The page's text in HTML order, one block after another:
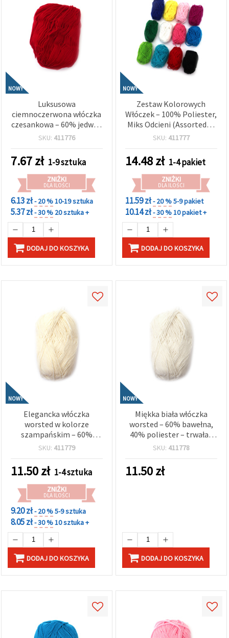
NOWY
Luksusowa
ciemnoczerwona włóczka
czesankowa – 60% jedwab
kaszmir, 30% wełna, 10%
elegancka i ciepła – 50 g
SKU: 411776
7.67zł 1-9 sztuka
ZNIŻKI
DLA ILOŚCI
6.13 zł- 20 %10-19 sztuka
5.37 zł- 30 % 20 sztuka +
DODAJ DO KOSZYKA
NOWY
Zestaw Kolorowych
Włóczek – 100% Poliester,
Miks Odcieni (Assorted) –
Miękkie i Uniwersalne, 12
SKU: 411777
14.48zł 1-4 pakiet
ZNIŻKI
DLA ILOŚCI
11.59 zł- 20 %5-9 pakiet
10.14 zł- 30 %10 pakiet +
DODAJ DO KOSZYKA
NOWY
Elegancka włóczka
worsted w kolorze
szampańskim – 60%
bawełna, 40% poliester –
50 g
SKU: 411779
11.50zł 1-4 sztuka
ZNIŻKI
DLA ILOŚCI
9.20 zł- 20 %5-9 sztuka
8.05 zł- 30 %10 sztuka +
DODAJ DO KOSZYKA
NOWY
Miękka biała włóczka
worsted – 60% bawełna,
40% poliester – trwała i
gładka, 50 g
SKU: 411778
11.50zł
DODAJ DO KOSZYKA